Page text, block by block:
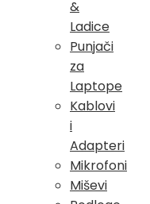
&
Ladice
Punjači
za
Laptope
Kablovi
i
Adapteri
Mikrofoni
Miševi